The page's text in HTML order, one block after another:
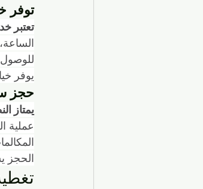
توفر
تعتبر
يوفر
حجز سهل
يمتاز
عملية
الحجز